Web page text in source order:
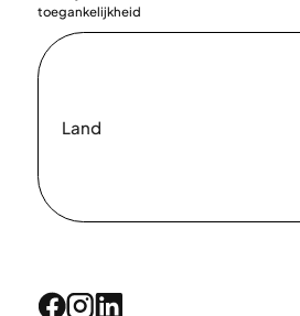
toegankelijkheid
Land